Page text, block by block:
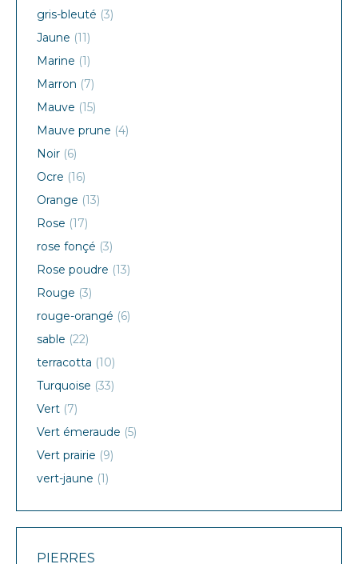
gris-bleuté (3)
Jaune (11)
Marine (1)
Marron (7)
Mauve (15)
Mauve prune (4)
Noir (6)
Ocre (16)
Orange (13)
Rose (17)
rose fonçé (3)
Rose poudre (13)
Rouge (3)
rouge-orangé (6)
sable (22)
terracotta (10)
Turquoise (33)
Vert (7)
Vert émeraude (5)
Vert prairie (9)
vert-jaune (1)
PIERRES